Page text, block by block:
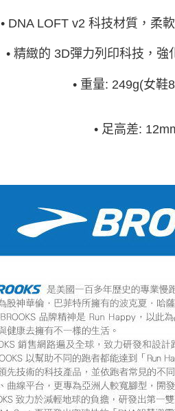
• DNA LOFT v2 科技材質，柔
• 精緻的 3D彈力列印科技，強
• 重量: 249g(女鞋
• 足高差: